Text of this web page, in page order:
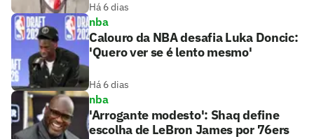
Há 6 dias
nba
Calouro da NBA desafia Luka Doncic:
'Quero ver se é lento mesmo'
Há 6 dias
nba
'Arrogante modesto': Shaq define
escolha de LeBron James por 76ers